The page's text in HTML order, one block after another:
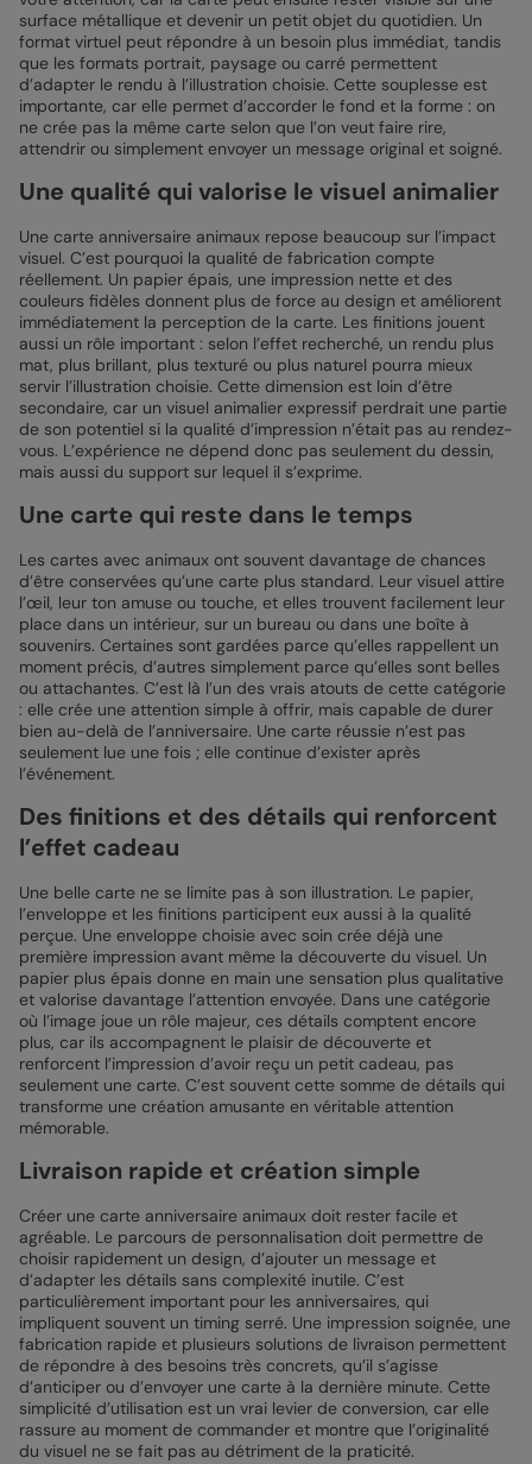
surface métallique et devenir un petit objet du quotidien. Un
format virtuel peut répondre à un besoin plus immédiat, tandis
que les formats portrait, paysage ou carré permettent
d’adapter le rendu à l’illustration choisie. Cette souplesse est
importante, car elle permet d’accorder le fond et la forme : on
ne crée pas la même carte selon que l’on veut faire rire,
attendrir ou simplement envoyer un message original et soigné.
Une qualité qui valorise le visuel animalier
Une carte anniversaire animaux repose beaucoup sur l’impact
visuel. C’est pourquoi la qualité de fabrication compte
réellement. Un papier épais, une impression nette et des
couleurs fidèles donnent plus de force au design et améliorent
immédiatement la perception de la carte. Les finitions jouent
aussi un rôle important : selon l’effet recherché, un rendu plus
mat, plus brillant, plus texturé ou plus naturel pourra mieux
servir l’illustration choisie. Cette dimension est loin d’être
secondaire, car un visuel animalier expressif perdrait une partie
de son potentiel si la qualité d’impression n’était pas au rendez-
vous. L’expérience ne dépend donc pas seulement du dessin,
mais aussi du support sur lequel il s’exprime.
Une carte qui reste dans le temps
Les cartes avec animaux ont souvent davantage de chances
d’être conservées qu’une carte plus standard. Leur visuel attire
l’œil, leur ton amuse ou touche, et elles trouvent facilement leur
place dans un intérieur, sur un bureau ou dans une boîte à
souvenirs. Certaines sont gardées parce qu’elles rappellent un
moment précis, d’autres simplement parce qu’elles sont belles
ou attachantes. C’est là l’un des vrais atouts de cette catégorie
: elle crée une attention simple à offrir, mais capable de durer
bien au-delà de l’anniversaire. Une carte réussie n’est pas
seulement lue une fois ; elle continue d’exister après
l’événement.
Des finitions et des détails qui renforcent
l’effet cadeau
Une belle carte ne se limite pas à son illustration. Le papier,
l’enveloppe et les finitions participent eux aussi à la qualité
perçue. Une enveloppe choisie avec soin crée déjà une
première impression avant même la découverte du visuel. Un
papier plus épais donne en main une sensation plus qualitative
et valorise davantage l’attention envoyée. Dans une catégorie
où l’image joue un rôle majeur, ces détails comptent encore
plus, car ils accompagnent le plaisir de découverte et
renforcent l’impression d’avoir reçu un petit cadeau, pas
seulement une carte. C’est souvent cette somme de détails qui
transforme une création amusante en véritable attention
mémorable.
Livraison rapide et création simple
Créer une carte anniversaire animaux doit rester facile et
agréable. Le parcours de personnalisation doit permettre de
choisir rapidement un design, d’ajouter un message et
d’adapter les détails sans complexité inutile. C’est
particulièrement important pour les anniversaires, qui
impliquent souvent un timing serré. Une impression soignée, une
fabrication rapide et plusieurs solutions de livraison permettent
de répondre à des besoins très concrets, qu’il s’agisse
d’anticiper ou d’envoyer une carte à la dernière minute. Cette
simplicité d’utilisation est un vrai levier de conversion, car elle
rassure au moment de commander et montre que l’originalité
du visuel ne se fait pas au détriment de la praticité.